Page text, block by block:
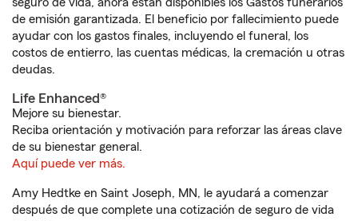
de emisión garantizada. El beneficio por fallecimiento puede
ayudar con los gastos finales, incluyendo el funeral, los
costos de entierro, las cuentas médicas, la cremación u otras
deudas.
Life Enhanced®
Mejore su bienestar.
Reciba orientación y motivación para reforzar las áreas clave
de su bienestar general.
Aquí puede ver más.
Amy Hedtke en Saint Joseph, MN, le ayudará a comenzar
después de que complete una cotización de seguro de vida